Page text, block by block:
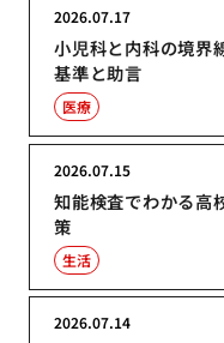
小児科と内科の境界
基準と助言
2026.07.17
医療
知能検査でわかる高
策
2026.07.15
生活
2026.07.14